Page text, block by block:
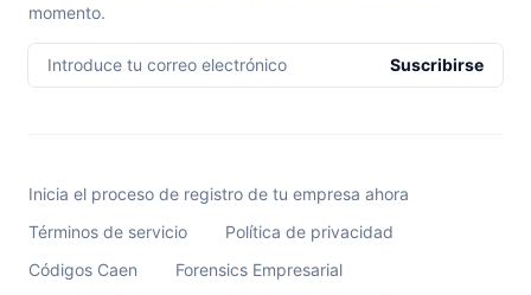
momento.
Introduce tu correo electrónico Suscribirse
Inicia el proceso de registro de tu empresa ahora
Términos de servicio
Política de privacidad
Códigos Caen
Forensics Empresarial